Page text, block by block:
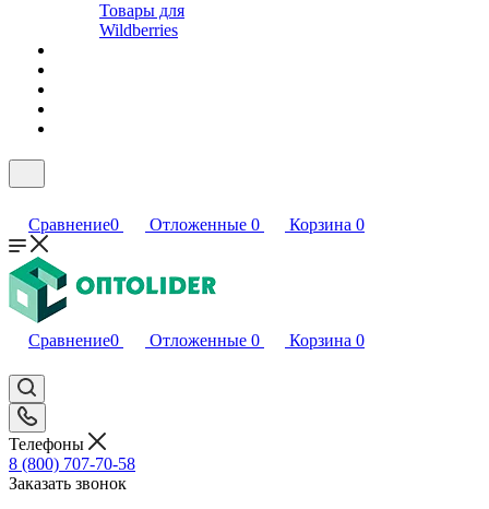
Товары для
Wildberries
Сравнение0 Отложенные 0 Корзина 0
Сравнение0 Отложенные 0 Корзина 0
Телефоны
8 (800) 707-70-58
Заказать звонок